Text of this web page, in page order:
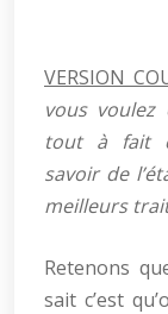
VERSION
vous voulez
tout à fait
savoir de
meilleurs
Retenons
sait c’est